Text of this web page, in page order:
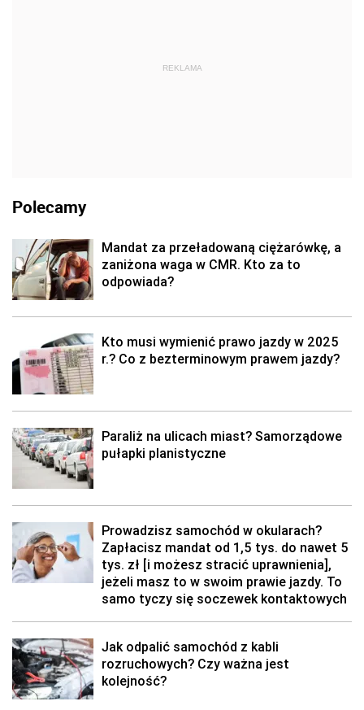
REKLAMA
Polecamy
Mandat za przeładowaną ciężarówkę, a
zaniżona waga w CMR. Kto za to
odpowiada?
Kto musi wymienić prawo jazdy w 2025
r.? Co z bezterminowym prawem jazdy?
Paraliż na ulicach miast? Samorządowe
pułapki planistyczne
Prowadzisz samochód w okularach?
Zapłacisz mandat od 1,5 tys. do nawet 5
tys. zł [i możesz stracić uprawnienia],
jeżeli masz to w swoim prawie jazdy. To
samo tyczy się soczewek kontaktowych
Jak odpalić samochód z kabli
rozruchowych? Czy ważna jest
kolejność?